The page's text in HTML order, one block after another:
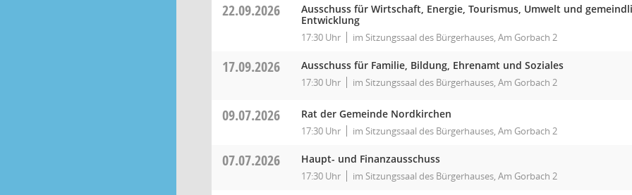
22.09.2026
Ausschuss für Wirtschaft, Energie, Tourismus, Umwelt und
Entwicklung
17:30 Uhr im Sitzungssaal des Bürgerhauses, Am Gorbach 2
17.09.2026 Ausschuss für Familie, Bildung, Ehrenamt und Soziales
17:30 Uhr im Sitzungssaal des Bürgerhauses, Am Gorbach 2
09.07.2026 Rat der Gemeinde Nordkirchen
17:30 Uhr im Sitzungssaal des Bürgerhauses, Am Gorbach 2
07.07.2026 Haupt- und Finanzausschuss
17:30 Uhr im Sitzungssaal des Bürgerhauses, Am Gorbach 2